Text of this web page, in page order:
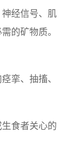
经信号、肌
的矿物质。
挛、抽搐、
食者关心的